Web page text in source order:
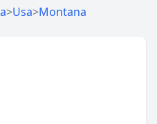
>Usa>Montana